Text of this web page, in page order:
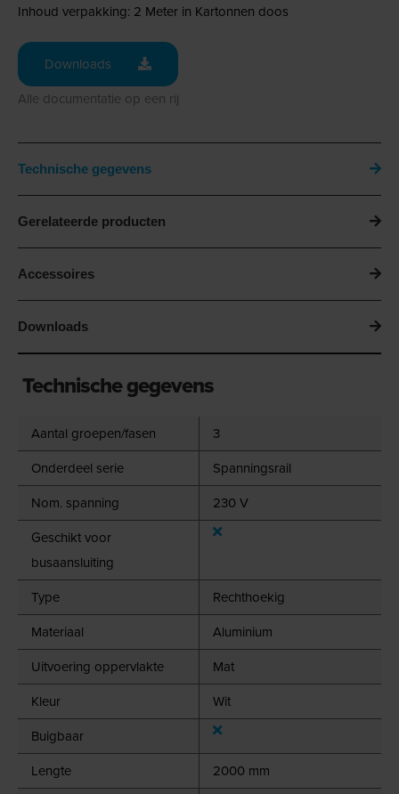
Inhoud verpakking: 2 Meter in Kartonnen doos
Downloads
Alle documentatie op een rij
Technische gegevens
Gerelateerde producten
Accessoires
Downloads
Technische gegevens
Aantal groepen/fasen
3
Onderdeel serie
Spanningsrail
Nom. spanning
230 V
Geschikt voor
busaansluiting
Type
Rechthoekig
Materiaal
Aluminium
Uitvoering oppervlakte
Mat
Kleur
Wit
Buigbaar
Lengte
2000 mm